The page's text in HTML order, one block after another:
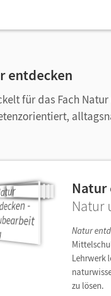
entdecken
für das Fach
Natur
Natur
Natur
Lehrwerk
zu lösen.